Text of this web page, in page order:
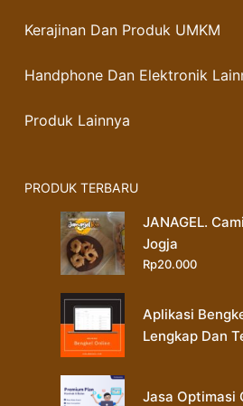
Kerajinan Dan Produk UMKM
Handphone Dan Elektronik
Produk Lainnya
PRODUK TERBARU
JANAGEL.
Jogja
Rp20.000
Aplikasi
Lengkap Dan
Jasa Optimasi